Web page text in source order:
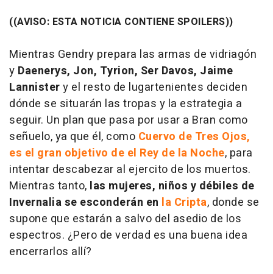
((AVISO: ESTA NOTICIA CONTIENE SPOILERS))
Mientras Gendry prepara las armas de vidriagón
y Daenerys, Jon, Tyrion, Ser Davos, Jaime
Lannistery el resto de lugartenientes deciden
dónde se situarán las tropas y la estrategia a
seguir. Un plan que pasa por usar a Bran como
señuelo, ya que él, como Cuervo de Tres Ojos,
es el gran objetivo de el Rey de la Noche, para
intentar descabezar al ejercito de los muertos.
Mientras tanto, las mujeres, niños y débiles de
Invernalia se esconderán en la Cripta, donde se
supone que estarán a salvo del asedio de los
espectros. ¿Pero de verdad es una buena idea
encerrarlos allí?